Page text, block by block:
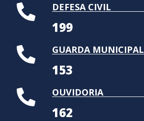
DEFESA CIVIL
199
GUARDA MUNICIPAL
153
OUVIDORIA
162